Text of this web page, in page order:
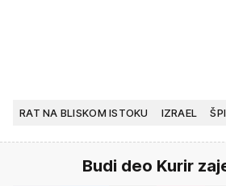
RAT NA BLISKOM ISTOKU IZRAEL
Budi deo Kurir